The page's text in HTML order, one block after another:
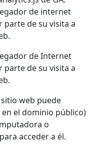
de internet
parte de su visita a
de Internet
parte de su visita a
web puede
el dominio público)
o
acceder a él.